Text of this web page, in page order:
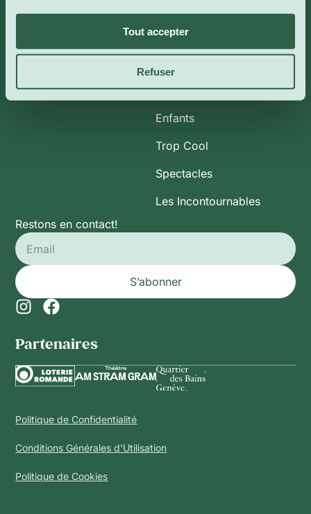
Tout accepter
Refuser
Plein Air
Conférences & Ateliers
Enfants
Trop Cool
Spectacles
Les Incontournables
Restons en contact!
S’abonner
Partenaires​
Politique de Confidentialité
Conditions Générales d’Utilisation
Politique de Cookies